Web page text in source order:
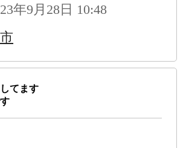
年9月28日 10:48
てます